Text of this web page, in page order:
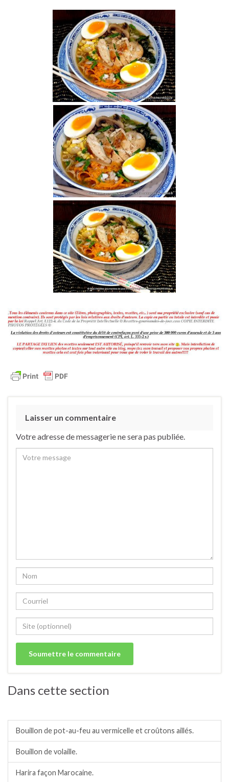
Laisser un commentaire
Votre adresse de messagerie ne sera pas publiée.
Dans cette section
Bouillon de pot-au-feu au vermicelle et croûtons aillés.
Bouillon de volaille.
Harira façon Marocaine.